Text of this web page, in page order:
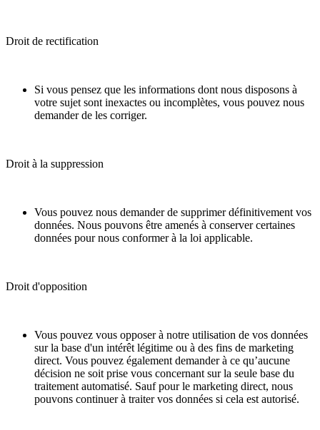
Droit de rectification
Si vous pensez que les informations dont nous disposons à
votre sujet sont inexactes ou incomplètes, vous pouvez nous
demander de les corriger.
Droit à la suppression
Vous pouvez nous demander de supprimer définitivement vos
données. Nous pouvons être amenés à conserver certaines
données pour nous conformer à la loi applicable.
Droit d'opposition
Vous pouvez vous opposer à notre utilisation de vos données
sur la base d'un intérêt légitime ou à des fins de marketing
direct. Vous pouvez également demander à ce qu’aucune
décision ne soit prise vous concernant sur la seule base du
traitement automatisé. Sauf pour le marketing direct, nous
pouvons continuer à traiter vos données si cela est autorisé.